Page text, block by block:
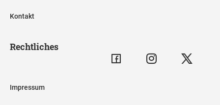
Kontakt
Rechtliches
Impressum